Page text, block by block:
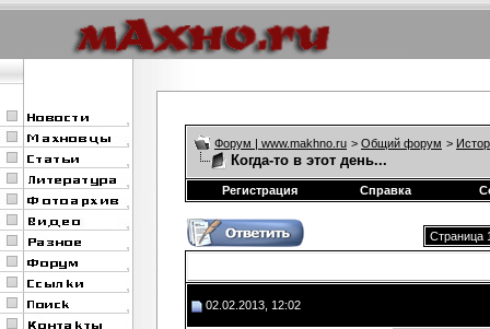
Форум | www.makhno.ru > Общий форум >
Когда-то в этот день...
Регистрация Справка
Страница
02.02.2013, 12:02